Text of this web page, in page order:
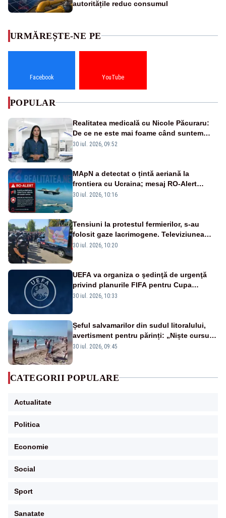
autoritățile reduc consumul
URMĂREȘTE-NE PE
Facebook YouTube
POPULAR
Realitatea medicală cu Nicole Păcuraru:
De ce ne este mai foame când suntem
obosiți?
30 iul. 2026, 09:52
MApN a detectat o țintă aeriană la
frontiera cu Ucraina; mesaj RO-Alert
transmis în județul Tulcea
30 iul. 2026, 10:16
Tensiuni la protestul fermierilor, s-au
folosit gaze lacrimogene. Televiziunea
Poporului face apel la calm – LIVE TEXT
30 iul. 2026, 10:20
UEFA va organiza o şedinţă de urgenţă
privind planurile FIFA pentru Cupa
Mondială
30 iul. 2026, 10:33
Șeful salvamarilor din sudul litoralului,
avertisment pentru părinți: „Niște cursuri
de înot la piscină nu sunt suficiente”
30 iul. 2026, 09:45
CATEGORII POPULARE
Actualitate
Politica
Economie
Social
Sport
Sanatate